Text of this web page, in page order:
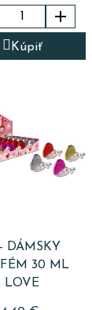

Kúpiť
DÁMSKY
30 ML
LOVE